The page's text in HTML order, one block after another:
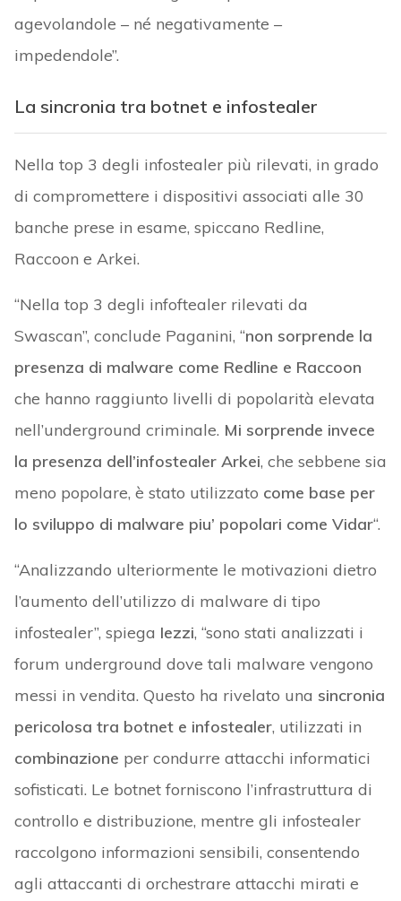
agevolandole – né negativamente –
impedendole”.
La sincronia tra botnet e infostealer
Nella top 3 degli infostealer più rilevati, in grado
di compromettere i dispositivi associati alle 30
banche prese in esame, spiccano Redline,
Raccoon e Arkei.
“Nella top 3 degli infoftealer rilevati da
Swascan”, conclude Paganini, “non sorprende la
presenza di malware come Redline e Raccoon
che hanno raggiunto livelli di popolarità elevata
nell’underground criminale. Mi sorprende invece
la presenza dell’infostealer Arkei, che sebbene sia
meno popolare, è stato utilizzato come base per
lo sviluppo di malware piu’ popolari come Vidar“.
“Analizzando ulteriormente le motivazioni dietro
l’aumento dell’utilizzo di malware di tipo
infostealer”, spiega Iezzi, “sono stati analizzati i
forum underground dove tali malware vengono
messi in vendita. Questo ha rivelato una sincronia
pericolosa tra botnet e infostealer, utilizzati in
combinazione per condurre attacchi informatici
sofisticati. Le botnet forniscono l’infrastruttura di
controllo e distribuzione, mentre gli infostealer
raccolgono informazioni sensibili, consentendo
agli attaccanti di orchestrare attacchi mirati e